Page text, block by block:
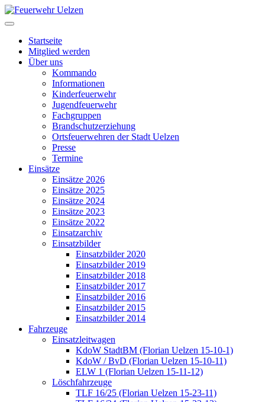
Startseite
Mitglied werden
Über uns
Kommando
Informationen
Kinderfeuerwehr
Jugendfeuerwehr
Fachgruppen
Brandschutzerziehung
Ortsfeuerwehren der Stadt Uelzen
Presse
Termine
Einsätze
Einsätze 2026
Einsätze 2025
Einsätze 2024
Einsätze 2023
Einsätze 2022
Einsatzarchiv
Einsatzbilder
Einsatzbilder 2020
Einsatzbilder 2019
Einsatzbilder 2018
Einsatzbilder 2017
Einsatzbilder 2016
Einsatzbilder 2015
Einsatzbilder 2014
Fahrzeuge
Einsatzleitwagen
KdoW StadtBM (Florian Uelzen 15-10-1)
KdoW / BvD (Florian Uelzen 15-10-11)
ELW 1 (Florian Uelzen 15-11-12)
Löschfahrzeuge
TLF 16/25 (Florian Uelzen 15-23-11)